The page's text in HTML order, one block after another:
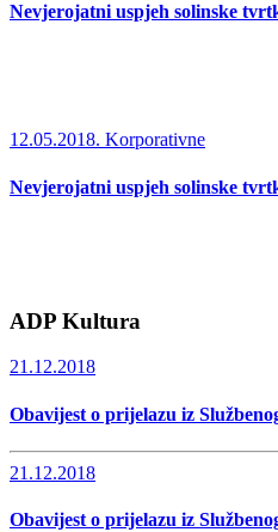
Nevjerojatni uspjeh solinske
12.05.2018. Korporativne
Nevjerojatni uspjeh solinske
ADP Kultura
21.12.2018
Obavijest o prijelazu iz
21.12.2018
Obavijest o prijelazu iz